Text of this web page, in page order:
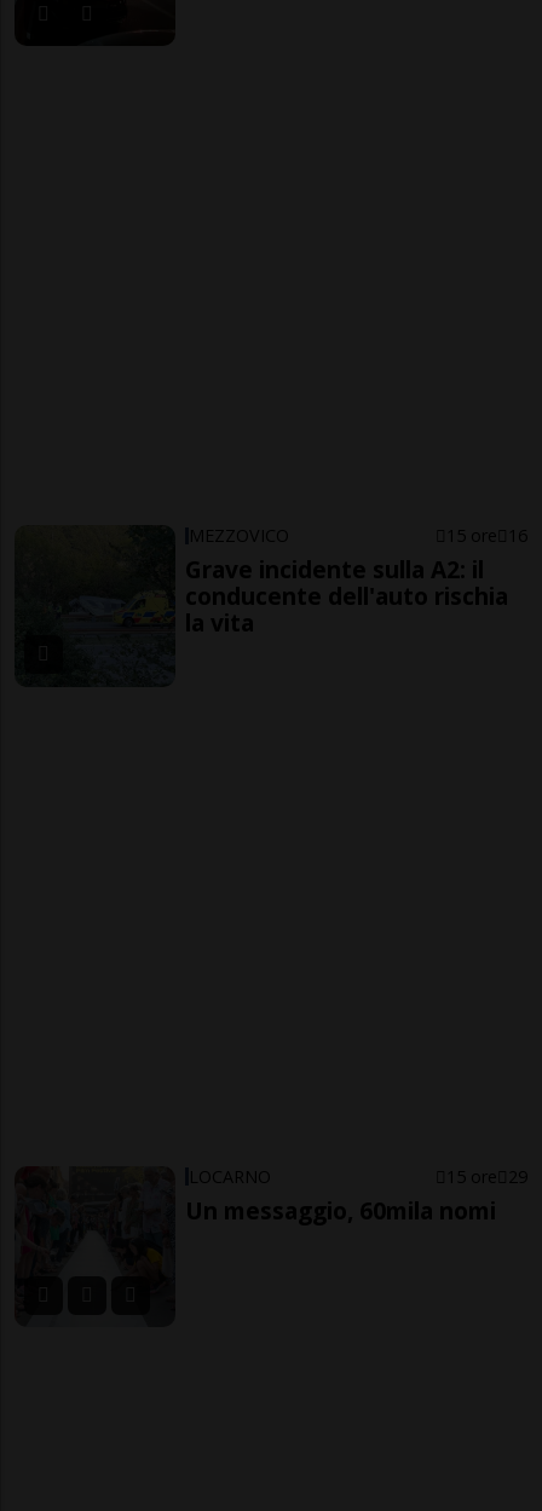
MEZZOVICO 15 ore 16
Grave incidente sulla A2: il
conducente dell'auto rischia
la vita
LOCARNO 15 ore 29
Un messaggio, 60mila nomi